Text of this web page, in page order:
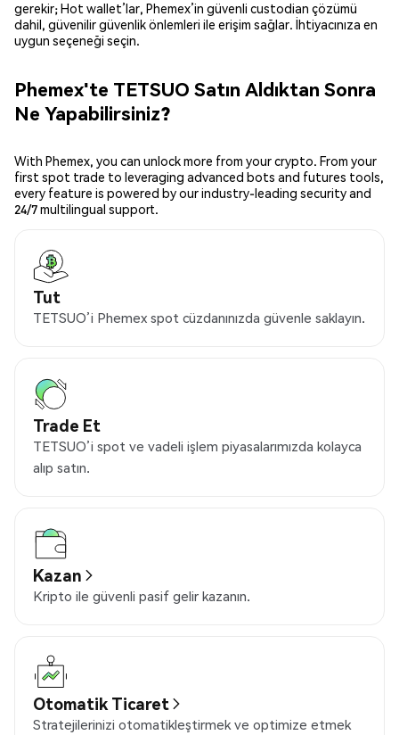
gerekir; Hot wallet’lar, Phemex’in güvenli custodian çözümü
dahil, güvenilir güvenlik önlemleri ile erişim sağlar. İhtiyacınıza en
uygun seçeneği seçin.
Phemex'te TETSUO Satın Aldıktan Sonra
Ne Yapabilirsiniz?
With Phemex, you can unlock more from your crypto. From your
first spot trade to leveraging advanced bots and futures tools,
every feature is powered by our industry-leading security and
24/7 multilingual support.
Tut
TETSUO’i Phemex spot cüzdanınızda güvenle saklayın.
Trade Et
TETSUO’i spot ve vadeli işlem piyasalarımızda kolayca
alıp satın.
Kazan
Kripto ile güvenli pasif gelir kazanın.
Otomatik Ticaret
Stratejilerinizi otomatikleştirmek ve optimize etmek